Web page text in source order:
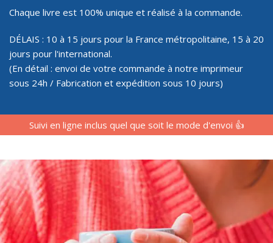
Chaque livre est 100% unique et réalisé à la commande.
DÉLAIS : 10 à 15 jours pour la France métropolitaine, 15 à 20
jours pour l'international.
(En détail : envoi de votre commande à notre imprimeur
sous 24h / Fabrication et expédition sous 10 jours)
Suivi en ligne inclus quel que soit le mode d'envoi 👍